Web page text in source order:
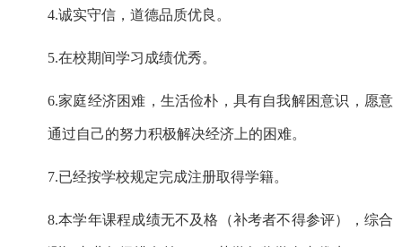
4.诚实守信，道德品质优良。
5.在校期间学习成绩优秀。
6.家庭经济困难，生活俭朴，具有自我解困意识，愿意
通过自己的努力积极解决经济上的困难。
7.已经按学校规定完成注册取得学籍。
8.本学年课程成绩无不及格（补考者不得参评） ， 综合